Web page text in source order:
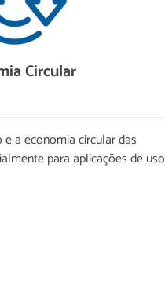
Circular
a economia circular das
para aplicações de uso